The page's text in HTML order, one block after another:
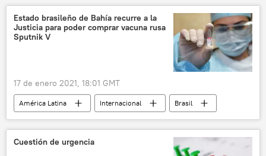
El regreso de Navalni a Rusia
noticias
Estado brasileño de Bahía recurre a la
Justicia para poder comprar vacuna rusa
Sputnik V
17 de enero 2021, 18:01 GMT
América Latina Internacional
Brasil
vacunación
Sputnik V (vacuna)
noticias
Cuestión de urgencia